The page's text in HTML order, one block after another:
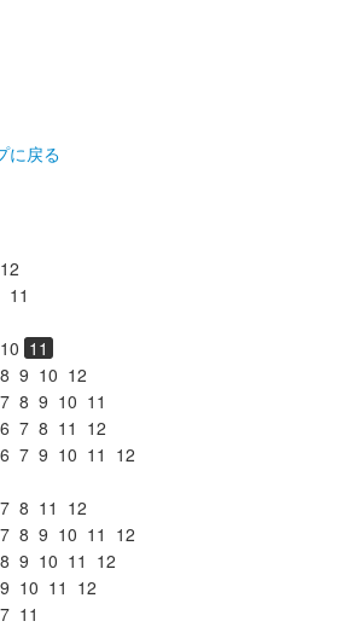
に戻る
12
11
10 11
8 9 10 12
7 8 9 10 11
6 7 8 11 12
6 7 9 10 11 12
7 8 11 12
7 8 9 10 11 12
8 9 10 11 12
9 10 11 12
7 11